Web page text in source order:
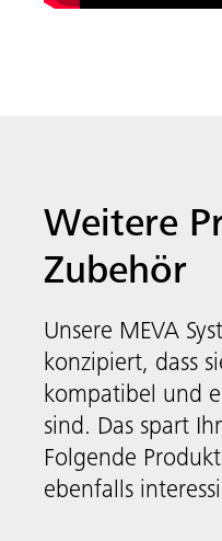
Weitere
Zubehör
Unsere MEVA
konzipiert, dass
kompatibel und
sind. Das spart
Folgende
ebenfalls
Zubehör
MEVA